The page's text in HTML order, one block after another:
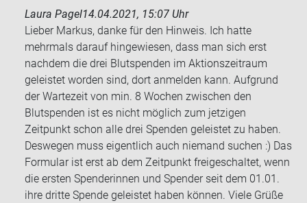
Laura Pagel14.04.2021, 15:07 Uhr
Lieber Markus, danke für den Hinweis. Ich hatte
mehrmals darauf hingewiesen, dass man sich erst
nachdem die drei Blutspenden im Aktionszeitraum
geleistet worden sind, dort anmelden kann. Aufgrund
der Wartezeit von min. 8 Wochen zwischen den
Blutspenden ist es nicht möglich zum jetzigen
Zeitpunkt schon alle drei Spenden geleistet zu haben.
Deswegen muss eigentlich auch niemand suchen :) Das
Formular ist erst ab dem Zeitpunkt freigeschaltet, wenn
die ersten Spenderinnen und Spender seit dem 01.01.
ihre dritte Spende geleistet haben können. Viele Grüße